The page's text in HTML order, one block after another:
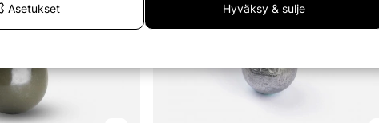
Asetukset Hyväksy & sulje